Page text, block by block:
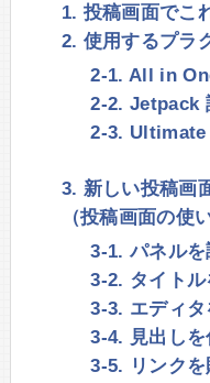
1. 投稿画面でこ
2. 使用するプラ
2-1. All in
2-2. Jetpack
2-3. Ultimate
3. 新しい投稿画
（投稿画面の使
3-1. パネルを
3-2. タイトル
3-3. エディ
3-4. 見出しを
3-5. リンクを